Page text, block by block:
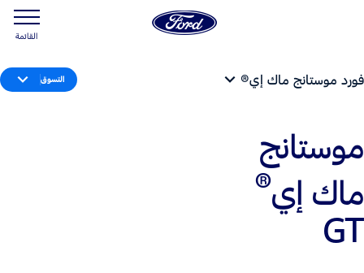
القائمة
فورد موستانج ماك إي® التسوق
موستانج
ماك إي®
GT